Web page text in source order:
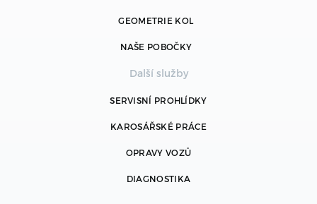
GEOMETRIE KOL
NAŠE POBOČKY
Další služby
SERVISNÍ PROHLÍDKY
KAROSÁŘSKÉ PRÁCE
OPRAVY VOZŮ
DIAGNOSTIKA